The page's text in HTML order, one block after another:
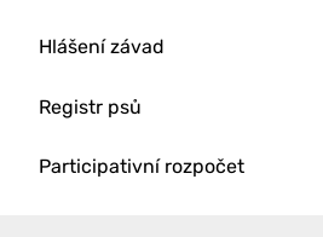
Hlášení závad
Registr psů
Participativní rozpočet